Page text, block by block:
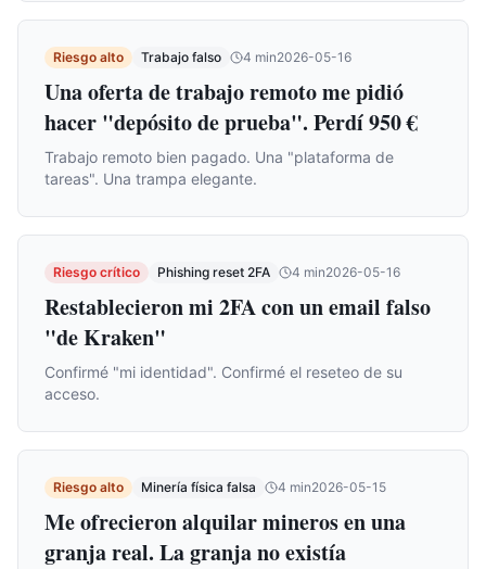
Riesgo alto Trabajo falso 4 min2026-05-16
Una oferta de trabajo remoto me pidió
hacer "depósito de prueba". Perdí 950 €
Trabajo remoto bien pagado. Una "plataforma de
tareas". Una trampa elegante.
Riesgo crítico Phishing reset 2FA 4 min2026-05-16
Restablecieron mi 2FA con un email falso
"de Kraken"
Confirmé "mi identidad". Confirmé el reseteo de su
acceso.
Riesgo alto Minería física falsa 4 min2026-05-15
Me ofrecieron alquilar mineros en una
granja real. La granja no existía